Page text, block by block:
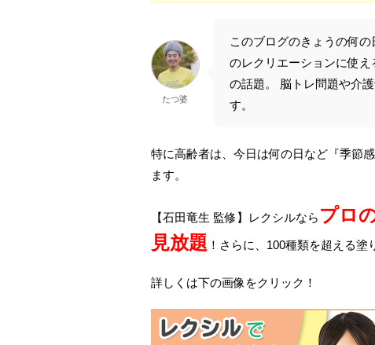
たつ婆
このブログのきょうの何
のレクリエーションに使
の話題。 脳トレ問題や介
す。
特に高齢者は、今日は何の日など『季節
ます。
【石田竜生 監修】レクシルなら プロ
見放題 ！さらに、100種類を超える
詳しくは下の画像をクリック！